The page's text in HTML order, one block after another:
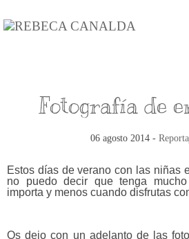
Fotografía de
06 agosto 2014 -
Estos días de verano con las niñas
no puedo decir que tenga
importa y menos cuando disfrutas
Os dejo con un adelanto de las